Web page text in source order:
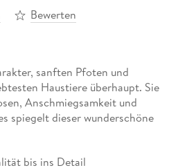
Bewerten
sanften Pfoten und
Haustiere überhaupt. Sie
Anschmiegsamkeit und
spiegelt dieser wunderschöne
bis ins Detail